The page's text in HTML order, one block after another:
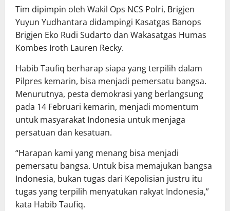
Tim dipimpin oleh Wakil Ops NCS Polri, Brigjen
Yuyun Yudhantara didampingi Kasatgas Banops
Brigjen Eko Rudi Sudarto dan Wakasatgas Humas
Kombes Iroth Lauren Recky.
Habib Taufiq berharap siapa yang terpilih dalam
Pilpres kemarin, bisa menjadi pemersatu bangsa.
Menurutnya, pesta demokrasi yang berlangsung
pada 14 Februari kemarin, menjadi momentum
untuk masyarakat Indonesia untuk menjaga
persatuan dan kesatuan.
“Harapan kami yang menang bisa menjadi
pemersatu bangsa. Untuk bisa memajukan bangsa
Indonesia, bukan tugas dari Kepolisian justru itu
tugas yang terpilih menyatukan rakyat Indonesia,”
kata Habib Taufiq.